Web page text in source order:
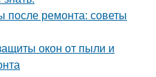
после ремонта: советы
окон от пыли и